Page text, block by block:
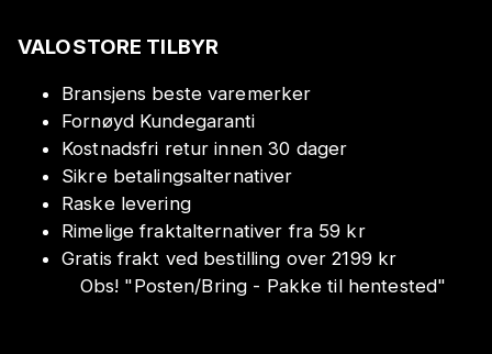
VALOSTORE TILBYR
Bransjens beste varemerker
Fornøyd Kundegaranti
Kostnadsfri retur innen 30 dager
Sikre betalingsalternativer
Raske levering
Rimelige fraktalternativer fra 59 kr
Gratis frakt ved bestilling over 2199 kr
Obs! "Posten/Bring - Pakke til hentested"